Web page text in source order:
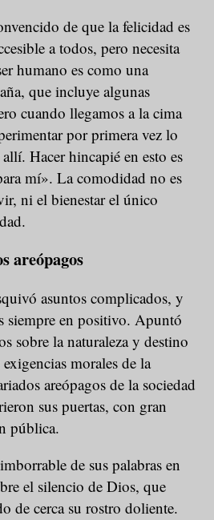
de que la felicidad es
a todos, pero necesita
humano es como una
que incluye algunas
cuando llegamos a la cima
por primera vez lo
Hacer hincapié en esto es
mí». La comodidad no es
ni el bienestar el único
areópagos
asuntos complicados, y
siempre en positivo. Apuntó
sobre la naturaleza y destino
morales de la
areópagos de la sociedad
sus puertas, con gran
pública.
de sus palabras en
el silencio de Dios, que
de cerca su rostro doliente.